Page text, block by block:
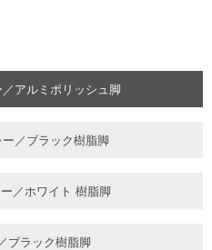
アルミポリッシュ脚
／ブラック樹脂脚
／ホワイト 樹脂脚
ブラック樹脂脚